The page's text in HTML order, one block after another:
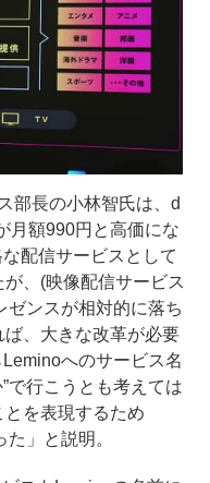
部長の小林智氏は、d
月額990円と高価にな
配信サービスとして
、(映像配信サービス
ゼンスが相対的に落ち
、大きな改革が必要
へのサービス名
で行こうとも考えては
を表現するため
」と説明。